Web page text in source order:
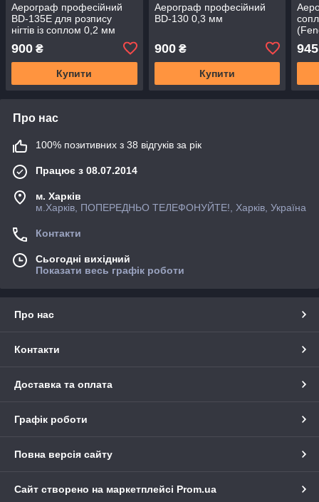
Аерограф професійний
BD-135E для розпису
нігтів із соплом 0,2 мм
900 ₴
Купити
Аерограф професійний
BD-130 0,3 мм
900₴
Купити
945
Про нас
100% позитивних з 38 відгуків за рік
Працює з 08.07.2014
м. Харків
м.Харків, ПОПЕРЕДНЬО ТЕЛЕФОНУЙТЕ!, Харків, Україна
Контакти
Сьогодні вихідний
Показати весь графік роботи
Про нас
Контакти
Доставка та оплата
Графік роботи
Повна версія сайту
Сайт створено на маркетплейсі Prom.ua